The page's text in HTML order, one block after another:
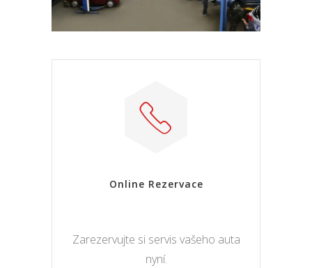
Online Rezervace
Zarezervujte si servis vašeho auta
nyní.